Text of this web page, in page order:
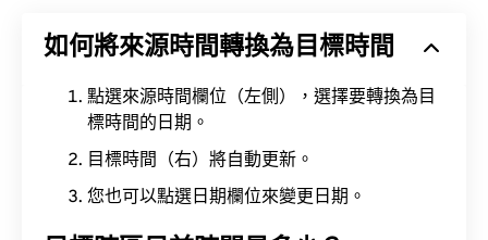
如何將來源時間轉換為目標時間
點選來源時間欄位（左側），選擇要轉換為目
標時間的日期。
目標時間（右）將自動更新。
您也可以點選日期欄位來變更日期。